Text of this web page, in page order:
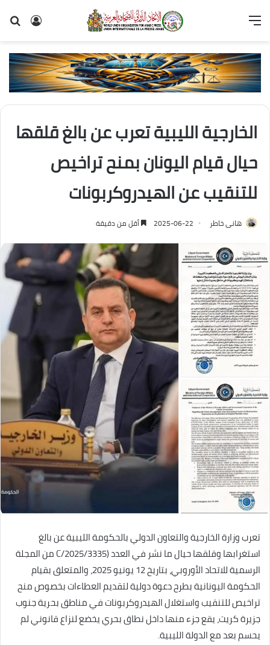
تسجيل
القائمة
الخارجية الليبية تعرب عن بالغ قلقها
حيال قيام اليونان بمنح تراخيص
للتنقيب عن الهيدروكربونات
هانى خاطر 2025-06-22 أقل من دقيقة
تعرب وزارة الخارجية والتعاون الدولي بالحكومة الليبية عن بالغ
استغرابها وقلقها حيال ما نشر في العدد (2025/3335/C من المجلة
الرسمية للاتحاد الأوروبي، بتاريخ 12 يونيو 2025، والمتعلق بقيام
الحكومة اليونانية بطرح دعوة دولية لتقديم العطاءات بخصوص منح
تراخيص للتنقيب واستغلال الهيدروكربونات في مناطق بحرية جنوب
جزيرة كريت، يقع جزء منها داخل نطاق بحري يخضع لنزاع قانوني لم
يحسم بعد مع الدولة الليبية.